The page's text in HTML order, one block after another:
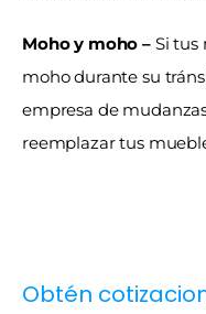
Moho y moho – Si tus
moho durante su
empresa de
reemplazar tus
Obtén